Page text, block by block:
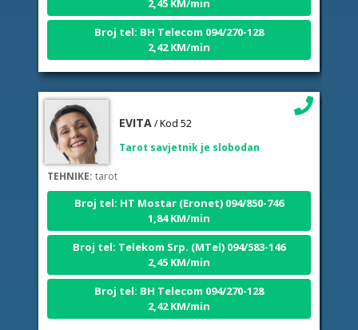
Broj tel: BH Telecom 094/270-128
2,42 KM/min
TEHNIKE:tarot
Broj tel: HT Mostar (Eronet) 094/850-746
1,84 KM/min
Broj tel: Telekom Srp. (MTel) 094/583-146
2,45 KM/min
Broj tel: BH Telecom 094/270-128
2,42 KM/min